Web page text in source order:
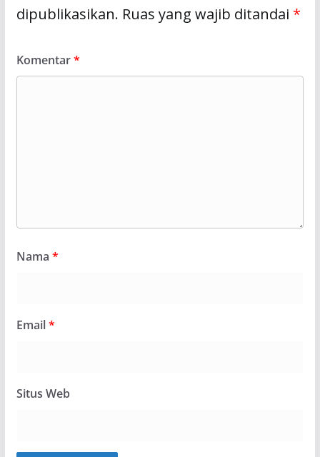
dipublikasikan. Ruas yang wajib ditandai *
Komentar*
Nama *
Email*
Situs Web